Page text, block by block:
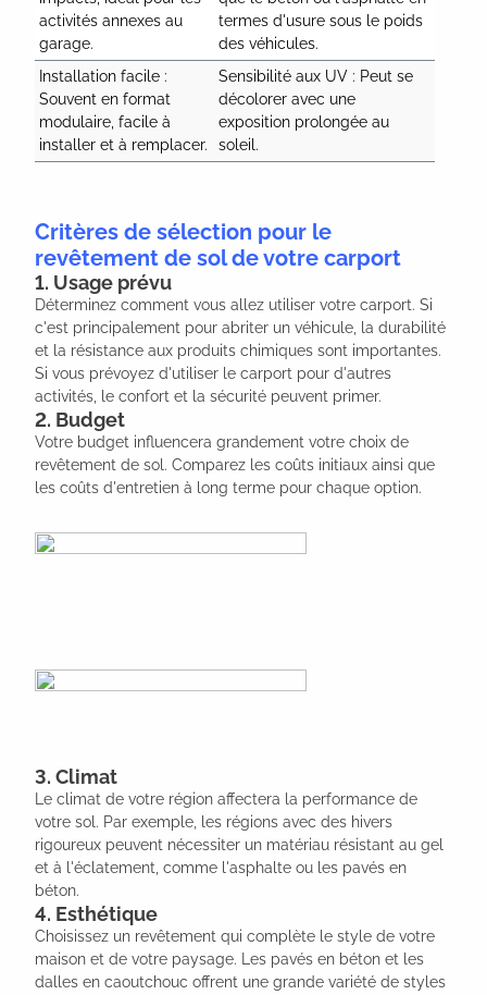
activités annexes au
garage.
termes d'usure sous le poids
des véhicules.
Installation facile :
Souvent en format
modulaire, facile à
installer et à remplacer.
Sensibilité aux UV : Peut se
décolorer avec une
exposition prolongée au
soleil.
Critères de sélection pour le
revêtement de sol de votre carport
1. Usage prévu
Déterminez comment vous allez utiliser votre carport. Si
c'est principalement pour abriter un véhicule, la durabilité
et la résistance aux produits chimiques sont importantes.
Si vous prévoyez d'utiliser le carport pour d'autres
activités, le confort et la sécurité peuvent primer.
2. Budget
Votre budget influencera grandement votre choix de
revêtement de sol. Comparez les coûts initiaux ainsi que
les coûts d'entretien à long terme pour chaque option.
3. Climat
Le climat de votre région affectera la performance de
votre sol. Par exemple, les régions avec des hivers
rigoureux peuvent nécessiter un matériau résistant au gel
et à l'éclatement, comme l'asphalte ou les pavés en
béton.
4. Esthétique
Choisissez un revêtement qui complète le style de votre
maison et de votre paysage. Les pavés en béton et les
dalles en caoutchouc offrent une grande variété de styles